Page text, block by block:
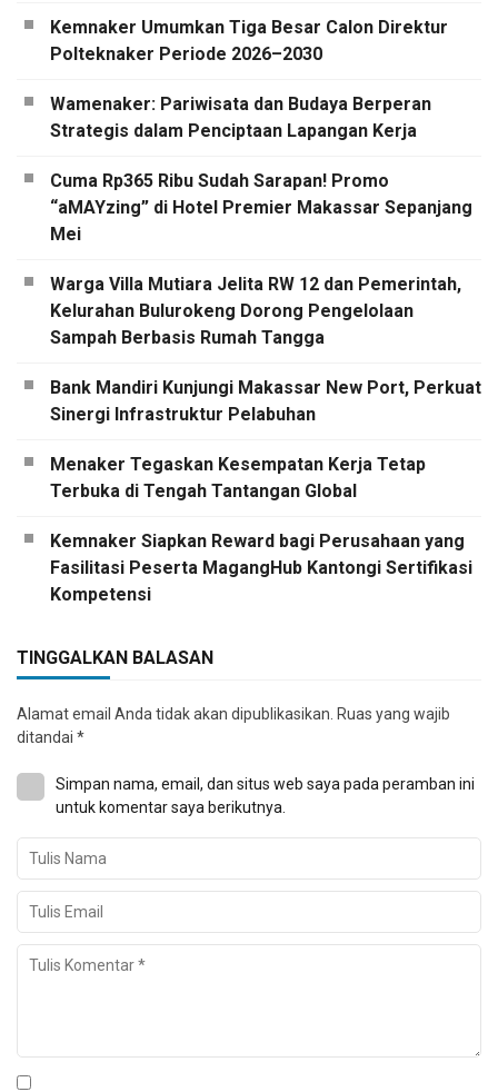
Kemnaker Umumkan Tiga Besar Calon Direktur
Polteknaker Periode 2026–2030
Wamenaker: Pariwisata dan Budaya Berperan
Strategis dalam Penciptaan Lapangan Kerja
Cuma Rp365 Ribu Sudah Sarapan! Promo
“aMAYzing” di Hotel Premier Makassar Sepanjang
Mei
Warga Villa Mutiara Jelita RW 12 dan Pemerintah,
Kelurahan Bulurokeng Dorong Pengelolaan
Sampah Berbasis Rumah Tangga
Bank Mandiri Kunjungi Makassar New Port, Perkuat
Sinergi Infrastruktur Pelabuhan
Menaker Tegaskan Kesempatan Kerja Tetap
Terbuka di Tengah Tantangan Global
Kemnaker Siapkan Reward bagi Perusahaan yang
Fasilitasi Peserta MagangHub Kantongi Sertifikasi
Kompetensi
TINGGALKAN BALASAN
Alamat email Anda tidak akan dipublikasikan. Ruas yang wajib
ditandai *
Simpan nama, email, dan situs web saya pada peramban ini
untuk komentar saya berikutnya.